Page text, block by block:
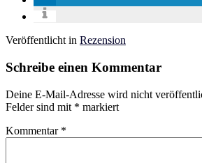
Veröffentlicht in Rezension
Schreibe einen Kommentar
Deine E-Mail-Adresse wird nicht
Felder sind mit * markiert
Kommentar *